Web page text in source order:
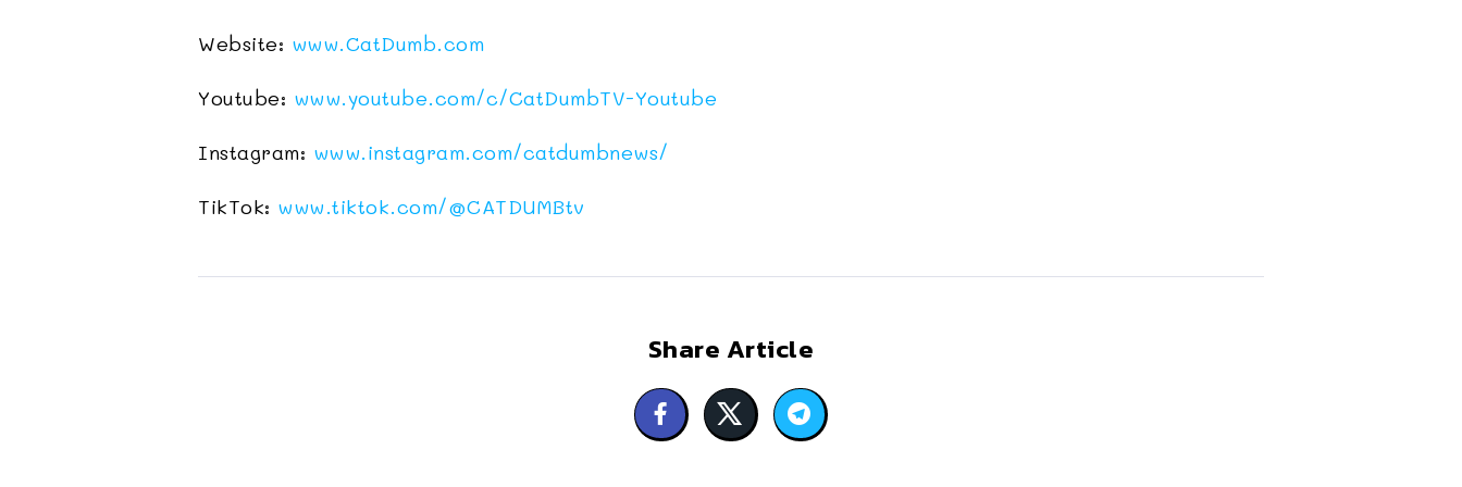
Website: www.CatDumb.com
Youtube: www.youtube.com/c/CatDumbTV-Youtube
Instagram: www.instagram.com/catdumbnews/
TikTok: www.tiktok.com/@CATDUMBtv
Share Article